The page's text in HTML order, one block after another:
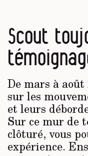
Scout
De mars à août
sur les
et leurs
Sur ce mur de
clôturé, vous
expérience.